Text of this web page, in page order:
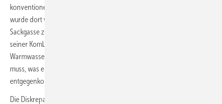
konventionellen Anwendung bereits frühzeitig auf. Dementsprechend
wurde dort vor gut zehn Jahren begonnen, Wege aus dieser
Sackgasse zu suchen. Es wurde festgestellt, dass der
seiner Kombifunktion aus Heizungs- und Trink-
Warmwasserbereitstellung, zwei Anforderungsprofilen entsprechen
muss, was einem umfassenderen Solarertrag nicht immer
entgegenkommt.
Die Diskrepanz dieser heute sehr unterschiedlichen